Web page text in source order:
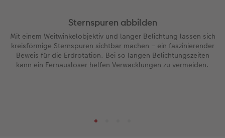
Sternspuren abbilden
Mit einem Weitwinkelobjektiv und langer Belichtung lassen sich
kreisförmige Sternspuren sichtbar machen – ein faszinierender
Beweis für die Erdrotation. Bei so langen Belichtungszeiten
kann ein Fernauslöser helfen Verwacklungen zu vermeiden.